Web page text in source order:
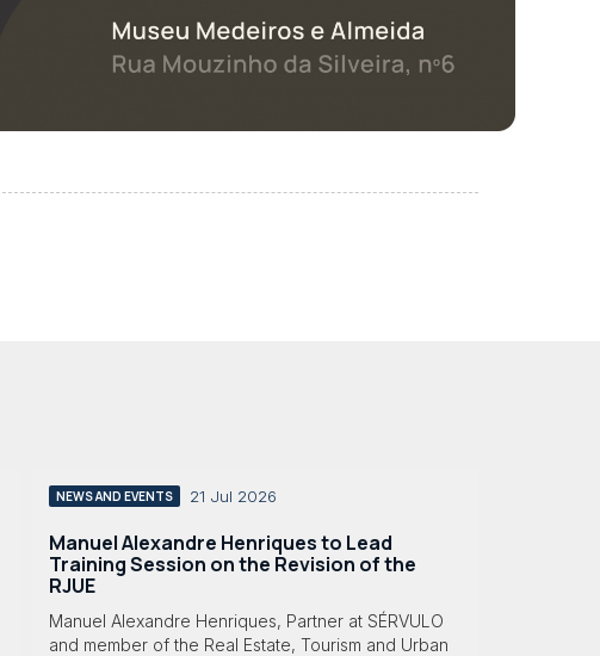
NEWS AND EVENTS 21 Jul 2026
Manuel Alexandre Henriques to Lead
Training Session on the Revision of the
RJUE
Manuel Alexandre Henriques, Partner at SÉRVULO
and member of the Real Estate, Tourism and Urban